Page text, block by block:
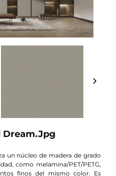
Dream.jpg
un núcleo de madera de grado
como melamina/PET/PETG,
finos del mismo color. Es